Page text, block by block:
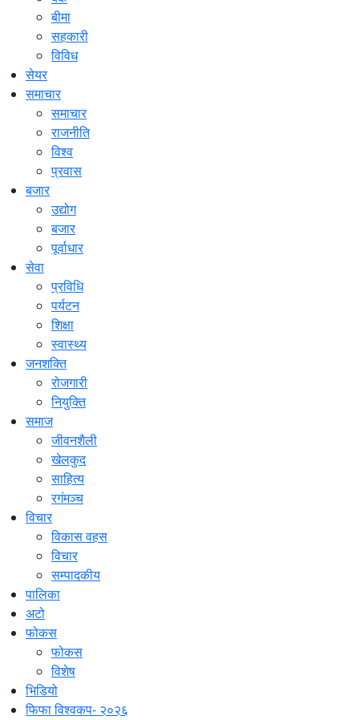
बीमा
सहकारी
विविध
सेयर
समाचार
समाचार
राजनीति
विश्व
प्रवास
बजार
उद्योग
बजार
पूर्वाधार
सेवा
प्रविधि
पर्यटन
शिक्षा
स्वास्थ्य
जनशक्ति
रोजगारी
नियुक्ति
समाज
जीवनशैली
खेलकुद
साहित्य
रगंमञ्च
विचार
विकास वहस
विचार
सम्पादकीय
पालिका
अटो
फोकस
फोकस
विशेष
भिडियो
फिफा विश्वकप- २०२६